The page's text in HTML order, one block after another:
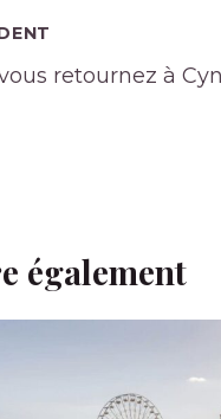
retournez à
également